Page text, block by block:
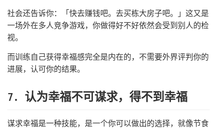
社会还告诉你：「快去赚钱吧。去买栋大房子吧。」这又是
一场外在多人竞争游戏，你做得好不好依然会受到别人的检
视。
而训练自己获得幸福感完全是内在的，不需要外界评判你的
进展，认可你的结果。
7. 认为幸福不可谋求，得不到幸福
谋求幸福是一种技能，是一个你可以做出的选择，就像节食